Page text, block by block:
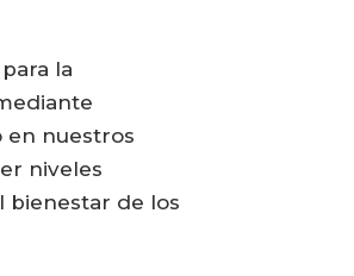
la
en nuestros
niveles
bienestar de los